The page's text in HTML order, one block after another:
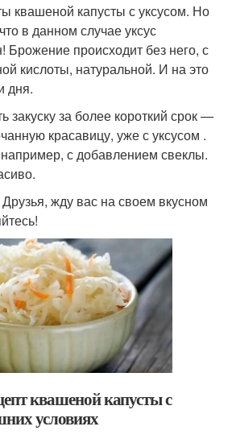
квашеной капусты с уксусом. Но
в данном случае уксус
Брожение происходит без него, с
кислоты, натуральной. И на это
дня.
закуску за более короткий срок —
красавицу, уже с уксусом .
с добавлением свеклы.
жду вас на своем вкусном
квашеной капусты с
условиях